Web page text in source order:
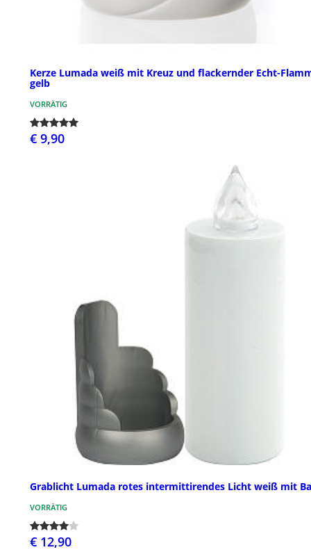
Kerze Lumada weiß mit Kreuz und flackernder Echt-
gelb
VORRÄTIG
€ 9,90
Grablicht Lumada rotes intermittirendes Licht weiß mit
VORRÄTIG
€ 12,90